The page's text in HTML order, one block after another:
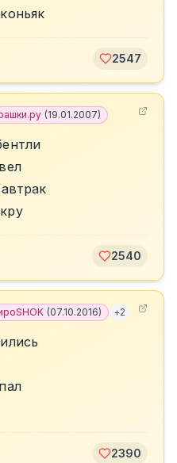
2547
(19.01.2007)
2540
(07.10.2016) +2
2390